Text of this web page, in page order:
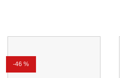
-46 %